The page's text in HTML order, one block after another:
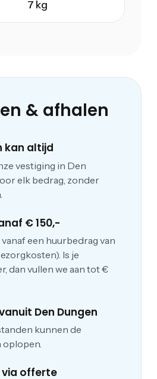
7 kg
& afhalen
kan altijd
vestiging in Den
elk bedrag, zonder
€ 150,-
een huurbedrag van
Is je
dan vullen we aan tot €
Den Dungen
kunnen de
via offerte